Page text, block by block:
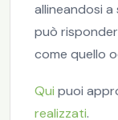
allineandosi
può
come quello
Qui puoi
realizzati.